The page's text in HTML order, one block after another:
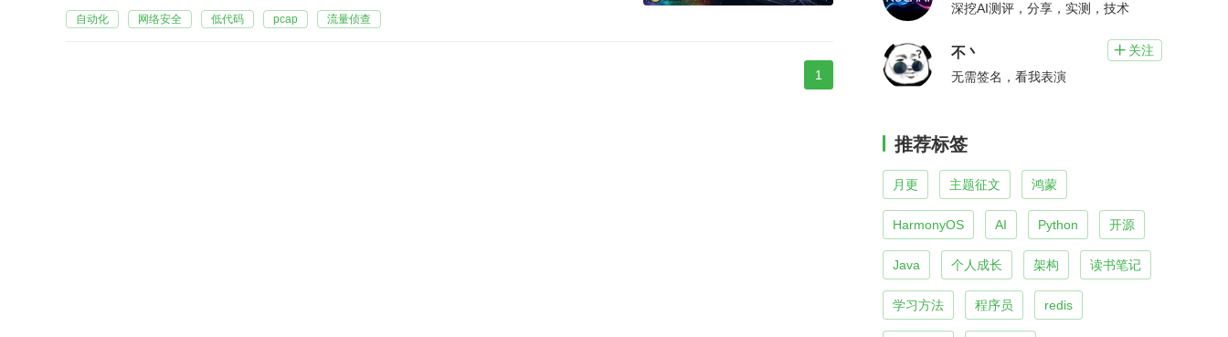
自动化 网络安全 低代码 pcap 流量侦查
1
深挖AI测评，分享，实测，技术
不丶  关注
无需签名，看我表演
推荐标签
月更 主题征文 鸿蒙
HarmonyOS AI Python 开源
Java 个人成长 架构 读书笔记
学习方法 程序员 redis